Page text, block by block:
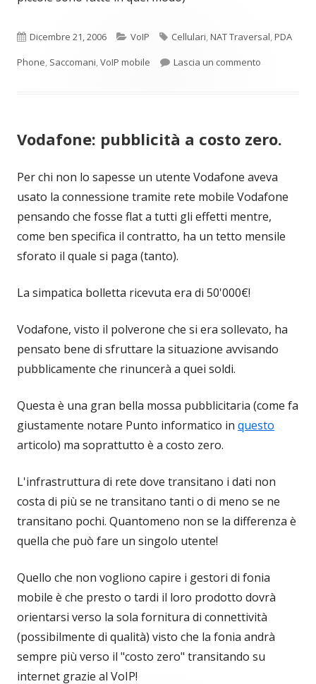
Pubblicato
Dicembre 21, 2006 Categorie
VoIP Tag
Cellulari,NAT Traversal,PDA
Phone, Saccomani,VoIP mobile Lascia un commento
Vodafone: pubblicità a costo zero.
Per chi non lo sapesse un utente Vodafone aveva
usato la connessione tramite rete mobile Vodafone
pensando che fosse flat a tutti gli effetti mentre,
come ben specifica il contratto, ha un tetto mensile
sforato il quale si paga (tanto).
La simpatica bolletta ricevuta era di 50'000€!
Vodafone, visto il polverone che si era sollevato, ha
pensato bene di sfruttare la situazione avvisando
pubblicamente che rinuncerà a quei soldi.
Questa è una gran bella mossa pubblicitaria (come fa
giustamente notare Punto informatico in questo
articolo) ma soprattutto è a costo zero.
L'infrastruttura di rete dove transitano i dati non
costa di più se ne transitano tanti o di meno se ne
transitano pochi. Quantomeno non se la differenza è
quella che può fare un singolo utente!
Quello che non vogliono capire i gestori di fonia
mobile è che presto o tardi il loro prodotto dovrà
orientarsi verso la sola fornitura di connettività
(possibilmente di qualità) visto che la fonia andrà
sempre più verso il "costo zero" transitando su
internet grazie al VoIP!